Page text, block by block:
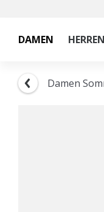
DAMEN HERREN
Damen